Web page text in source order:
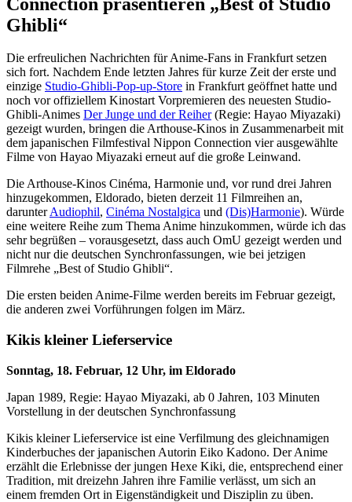
Ghibli“
Die erfreulichen Nachrichten für Anime-Fans in Frankfurt setzen
sich fort. Nachdem Ende letzten Jahres für kurze Zeit der erste und
einzige Studio-Ghibli-Pop-up-Store in Frankfurt geöffnet hatte und
noch vor offiziellem Kinostart Vorpremieren des neuesten Studio-
Ghibli-Animes Der Junge und der Reiher(Regie: Hayao Miyazaki)
gezeigt wurden, bringen die Arthouse-Kinos in Zusammenarbeit mit
dem japanischen Filmfestival Nippon Connection vier ausgewählte
Filme von Hayao Miyazaki erneut auf die große Leinwand.
Die Arthouse-Kinos Cinéma, Harmonie und, vor rund drei Jahren
hinzugekommen, Eldorado, bieten derzeit 11 Filmreihen an,
darunterAudiophil, Cinéma Nostalgica und (Dis)Harmonie). Würde
eine weitere Reihe zum Thema Anime hinzukommen, würde ich das
sehr begrüßen – vorausgesetzt, dass auch OmU gezeigt werden und
nicht nur die deutschen Synchronfassungen, wie bei jetzigen
Filmrehe „Best of Studio Ghibli“.
Die ersten beiden Anime-Filme werden bereits im Februar gezeigt,
die anderen zwei Vorführungen folgen im März.
Kikis kleiner Lieferservice
Sonntag, 18. Februar, 12 Uhr, im Eldorado
Japan 1989, Regie: Hayao Miyazaki, ab 0 Jahren, 103 Minuten
Vorstellung in der deutschen Synchronfassung
Kikis kleiner Lieferservice ist eine Verfilmung des gleichnamigen
Kinderbuches der japanischen Autorin Eiko Kadono. Der Anime
erzählt die Erlebnisse der jungen Hexe Kiki, die, entsprechend einer
Tradition, mit dreizehn Jahren ihre Familie verlässt, um sich an
einem fremden Ort in Eigenständigkeit und Disziplin zu üben.